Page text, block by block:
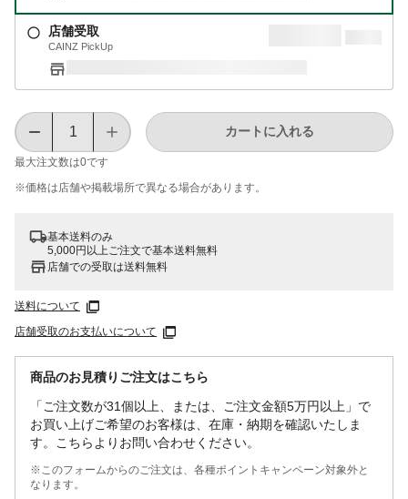
店舗受取
CAINZ PickUp
最大注文数は0です
カートに入れる
※価格は​店舗や​掲載場所で​異なる​場合が​あります。
基本送料のみ
5,000円以上ご注文で基本送料無料
店舗での受取は送料無料
送料について
店舗受取のお支払いについて
商品のお見積りご注文はこちら
「ご注文数が31個以上、または、ご注文金額5万円以上」で
お買い上げご希望のお客様は、在庫・納期を確認いたしま
す。こちらよりお問い合わせください。
※このフォームからのご注文は、各種ポイントキャンペーン対象外と
なります。